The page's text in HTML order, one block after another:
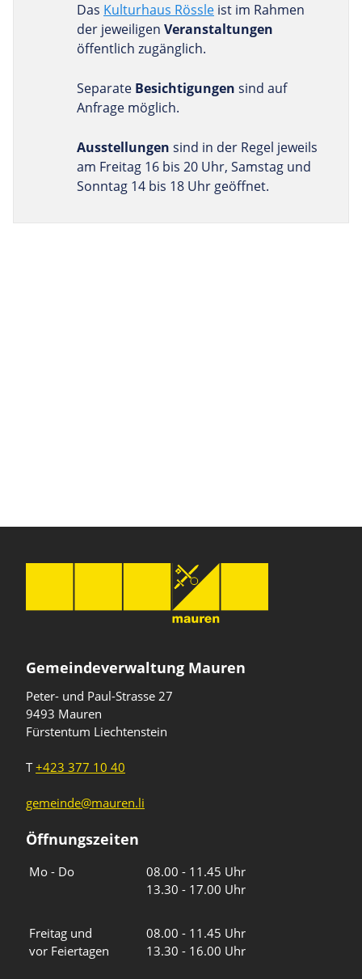
Das Kulturhaus Rössle ist im Rahmen
der jeweiligen Veranstaltungen
öffentlich zugänglich.
Separate Besichtigungen sind auf
Anfrage möglich.
Ausstellungen sind in der Regel jeweils
am Freitag 16 bis 20 Uhr, Samstag und
Sonntag 14 bis 18 Uhr geöffnet.
Gemeindeverwaltung Mauren
Peter- und Paul-Strasse 27
9493 Mauren
Fürstentum Liechtenstein
T+423 377 10 40
gemeinde@mauren.li
Öffnungszeiten
Mo - Do
08.00 - 11.45 Uhr
13.30 - 17.00 Uhr
Freitag und
vor Feiertagen
08.00 - 11.45 Uhr
13.30 - 16.00 Uhr